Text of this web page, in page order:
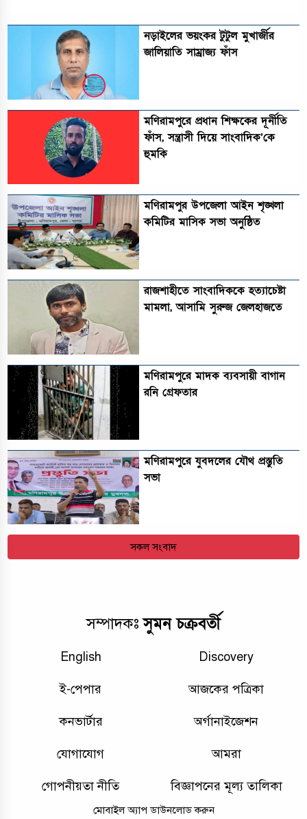
নড়াইলের ভয়ংকর টুটুল মুখার্জীর
জালিয়াতি সাম্রাজ্য ফাঁস
মণিরামপুরে প্রধান শিক্ষকের দূর্নীতি
ফাঁস, সন্ত্রাসী দিয়ে সাংবাদিক’কে
হুমকি
মণিরামপুর উপজেলা আইন শৃঙ্খলা
কমিটির মাসিক সভা অনুষ্ঠিত‎‎
রাজশাহীতে সাংবাদিককে হত্যাচেষ্টা
মামলা, আসামি সুরুজ জেলহাজতে
মণিরামপুরে মাদক ব্যবসায়ী বাগান
রনি গ্রেফতার
মণিরামপুরে যুবদলের যৌথ প্রস্তুতি
সভা
সকল সংবাদ
সম্পাদকঃসুমন চক্রবর্তী
English Discovery
ই-পেপার আজকের পত্রিকা
কনভার্টার অর্গানাইজেশন
যোগাযোগ আমরা
গোপনীয়তা নীতি বিজ্ঞাপনের মূল্য তালিকা
মোবাইল অ্যাপ ডাউনলোড করুন